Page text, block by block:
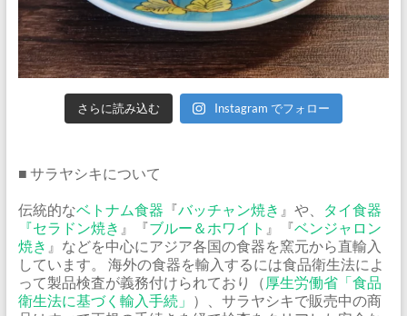
さらに読み込む Instagram でフォロー
■ サラヤシキについて
伝統的なベトナム食器 『バッチャン焼き 』や、
タイ食器
『セラドン焼き 』『ブルー＆ホワイト 』『ベンジャロン
焼き 』などを中心にアジア各国の食器を窯元から直輸入
しています。 海外の食器を輸入するには食品衛生法によ
って製品検査が義務付けられており（ 厚生労働省「食品
衛生法に基づく輸入手続」 ）、サラヤシキで販売中の商